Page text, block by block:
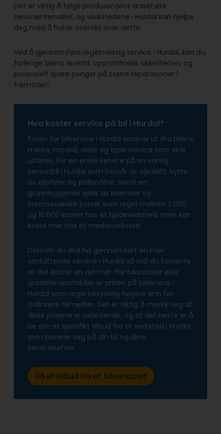
Det er viktig å følge produsentens anbefalte
serviceintervaller, og verkstedene i Hurdal kan hjelpe
deg med å holde oversikt over dette.
Ved å gjennomføre regelmessig service i Hurdal, kan du
forlenge bilens levetid, opprettholde sikkerheten, og
potensielt spare penger på større reparasjoner i
fremtiden
Hva koster service på bil i Hurdal?
Prisen for bilservice i Hurdal varierer ut ifra bilens
merke, modell, alder og type service som skal
utføres. For en enkel service på en vanlig
personbil i Hurdal som består av oljeskift, bytte
av oljefilter og pollenfilter, samt en
grunnleggende sjekk av bremser og
bremsevæske koster som regel mellom 3.000
og 10.000 kroner hos et kjedeverksted, men kan
koste mer hos et merkeverksted.
Dersom du skal ha gjennomført en mer
omfattende service i Hurdal så må du forvente
at det koster en del mer. For luksusbiler eller
spesielle sportsbiler er prisen på bilservice i
Hurdal som regel betydelig høyere enn for
ordinære bilmerker. Det er viktig å merke seg at
disse prisene er veiledende, og at det beste er å
be om et spesifikt tilbud fra et verksted i Hurdal
som baserer seg på din bil og dine
servicebehov.
Få et tilbud fra et bilverksted